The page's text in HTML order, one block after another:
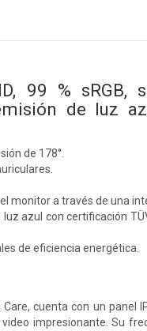
99 % sRGB,
de luz
de 178°.
monitor a través de una
azul con certificación
de eficiencia energética.
cuenta con un panel
impresionante. Su